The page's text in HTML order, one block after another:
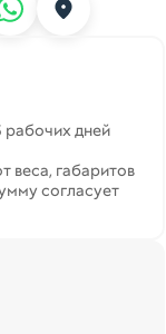
рабочих дней
веса, габаритов
согласует